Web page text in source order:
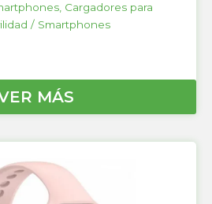
, Cargadores para
/ Smartphones
MÁS